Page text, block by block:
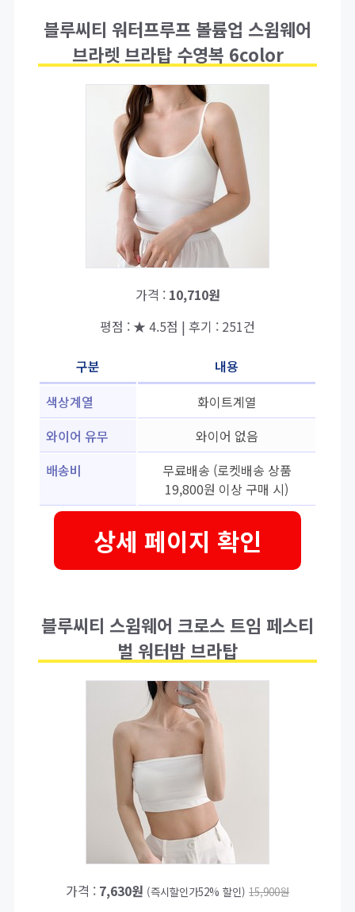
블루씨티 워터프루프 볼륨업 스윔웨어
브라렛 브라탑 수영복 6color
가격 : 10,710원
평점 : ★ 4.5점 | 후기 : 251건
구분
내용
색상계열
화이트계열
와이어 유무
와이어 없음
배송비
무료배송 (로켓배송 상품
19,800원 이상 구매 시)
상세 페이지 확인
블루씨티 스윔웨어 크로스 트임 페스티
벌 워터밤 브라탑
가격 : 7,630원 (즉시할인가52% 할인) 15,900원